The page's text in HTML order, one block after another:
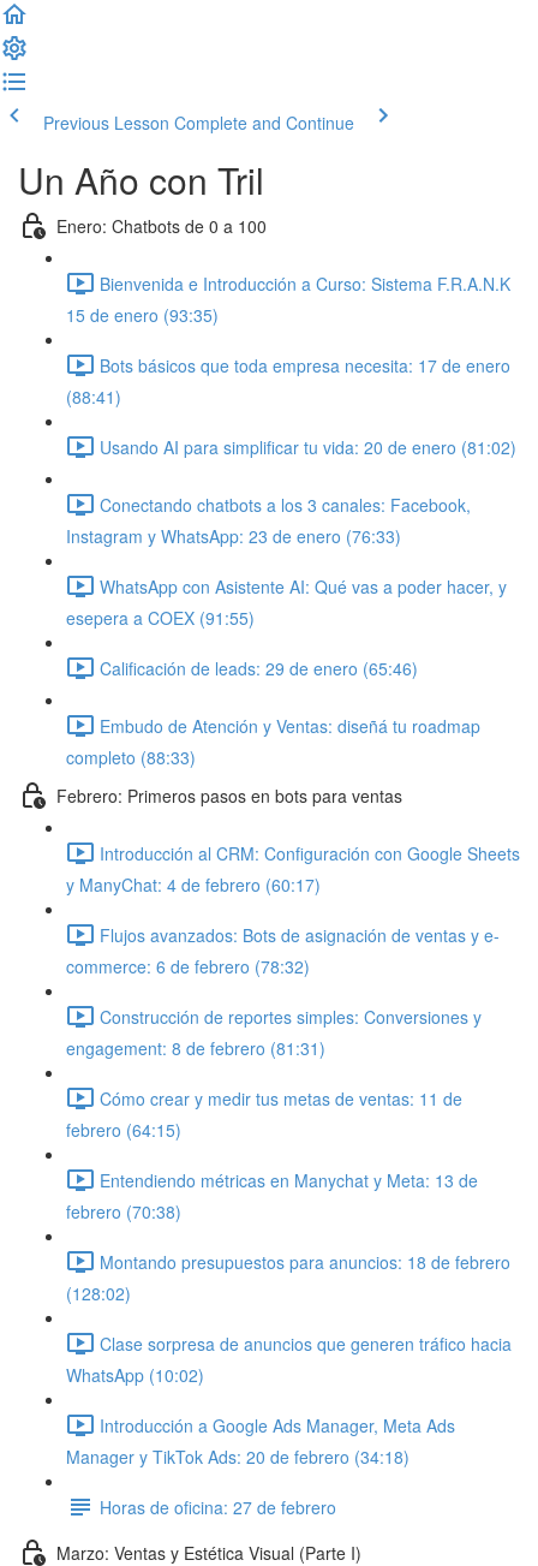
Previous Lesson Complete and Continue
Un Año con Tril
Enero: Chatbots de 0 a 100
Bienvenida e Introducción a Curso: Sistema F.R.A.N.K
15 de enero (93:35)
Bots básicos que toda empresa necesita: 17 de enero
(88:41)
Usando AI para simplificar tu vida: 20 de enero (81:02)
Conectando chatbots a los 3 canales: Facebook,
Instagram y WhatsApp: 23 de enero (76:33)
WhatsApp con Asistente AI: Qué vas a poder hacer, y
esepera a COEX (91:55)
Calificación de leads: 29 de enero (65:46)
Embudo de Atención y Ventas: diseñá tu roadmap
completo (88:33)
Febrero: Primeros pasos en bots para ventas
Introducción al CRM: Configuración con Google Sheets
y ManyChat: 4 de febrero (60:17)
Flujos avanzados: Bots de asignación de ventas y e-
commerce: 6 de febrero (78:32)
Construcción de reportes simples: Conversiones y
engagement: 8 de febrero (81:31)
Cómo crear y medir tus metas de ventas: 11 de
febrero (64:15)
Entendiendo métricas en Manychat y Meta: 13 de
febrero (70:38)
Montando presupuestos para anuncios: 18 de febrero
(128:02)
Clase sorpresa de anuncios que generen tráfico hacia
WhatsApp (10:02)
Introducción a Google Ads Manager, Meta Ads
Manager y TikTok Ads: 20 de febrero (34:18)
Horas de oficina: 27 de febrero
Marzo: Ventas y Estética Visual (Parte I)